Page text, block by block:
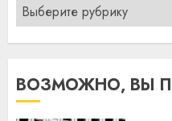
Рубрики
ВОЗМОЖНО, ВЫ